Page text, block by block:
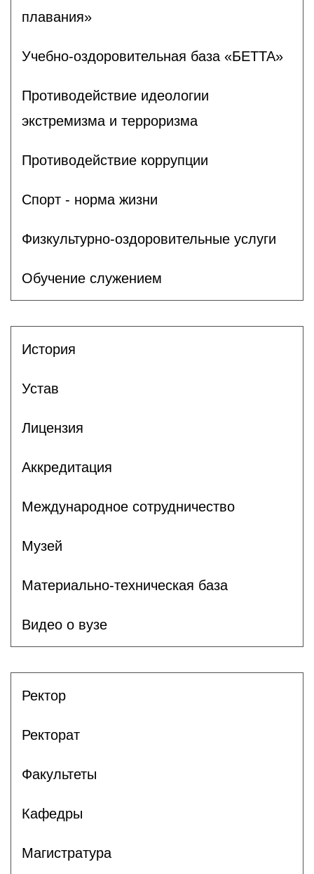
плавания»
Учебно-оздоровительная база «БЕТТА»
Противодействие идеологии
экстремизма и терроризма
Противодействие коррупции
Спорт - норма жизни
Физкультурно-оздоровительные услуги
Обучение служением
История
Устав
Лицензия
Аккредитация
Международное сотрудничество
Музей
Материально-техническая база
Видео о вузе
Ректор
Ректорат
Факультеты
Кафедры
Магистратура